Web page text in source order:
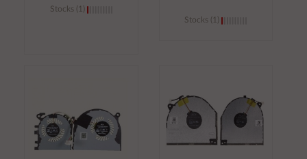
Stocks (1)
Stocks (1)